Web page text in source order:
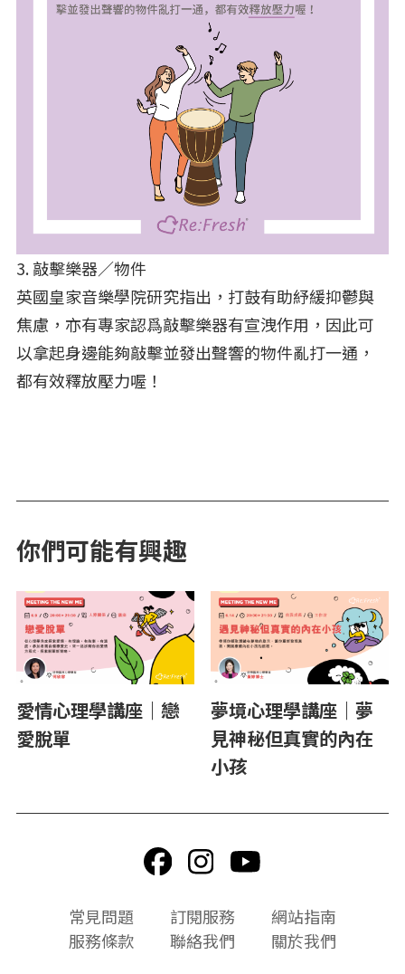
3. 敲擊樂器／物件
英國皇家音樂學院研究指出，打鼓有助紓緩抑鬱與
焦慮，亦有專家認爲敲擊樂器有宣洩作用，因此可
以拿起身邊能夠敲擊並發出聲響的物件亂打一通，
都有效釋放壓力喔！
你們可能有興趣
愛情心理學講座｜戀
愛脫單
夢境心理學講座｜夢
見神秘但真實的內在
小孩
常見問題 訂閱服務
網站指南
服務條款
聯絡我們 關於我們